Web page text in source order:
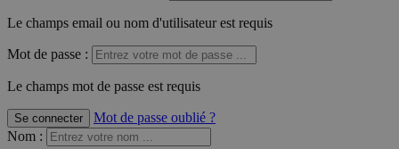
Le champs email ou nom d'utilisateur est requis
Mot de passe :
Le champs mot de passe est requis
Se connecter
Mot de passe oublié ?
Nom :